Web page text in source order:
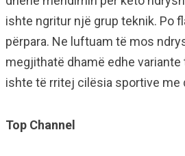
ishte ngritur një grup teknik. Po
përpara. Ne luftuam të mos
megjithatë dhamë edhe variante
ishte të rritej cilësia sportive me
Top Channel